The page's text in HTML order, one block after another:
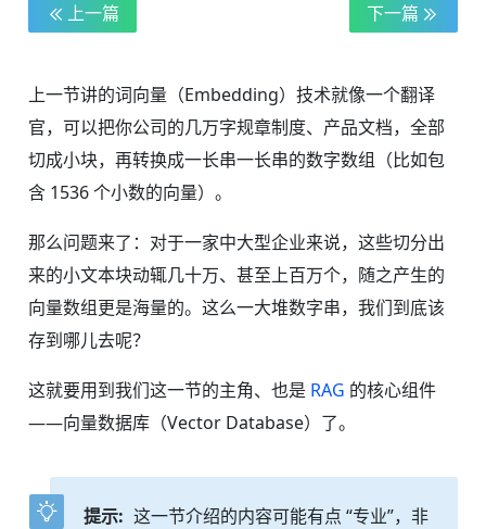
上一篇 下一篇
上一节讲的词向量（Embedding）技术就像一个翻译
官，可以把你公司的几万字规章制度、产品文档，全部
切成小块，再转换成一长串一长串的数字数组（比如包
含 1536 个小数的向量）。
那么问题来了：对于一家中大型企业来说，这些切分出
来的小文本块动辄几十万、甚至上百万个，随之产生的
向量数组更是海量的。这么一大堆数字串，我们到底该
存到哪儿去呢？
这就要用到我们这一节的主角、也是 RAG 的核心组件
——向量数据库（Vector Database）了。
提示: 这一节介绍的内容可能有点 “专业”，非